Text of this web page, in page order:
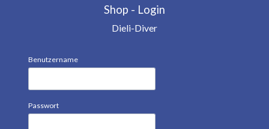
Shop - Login
Dieli-Diver
Benutzername
Passwort